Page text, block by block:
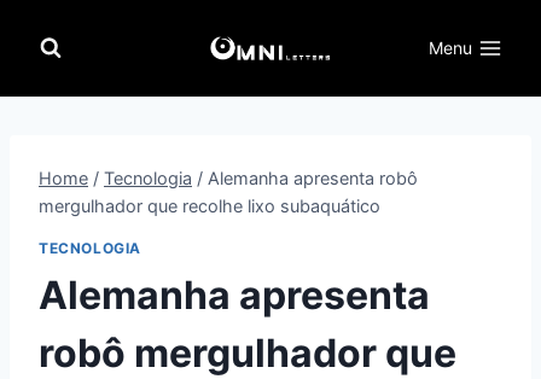
para
Menu
Home / Tecnologia / Alemanha apresenta robô
mergulhador que recolhe lixo subaquático
TECNOLOGIA
Alemanha apresenta
robô mergulhador que